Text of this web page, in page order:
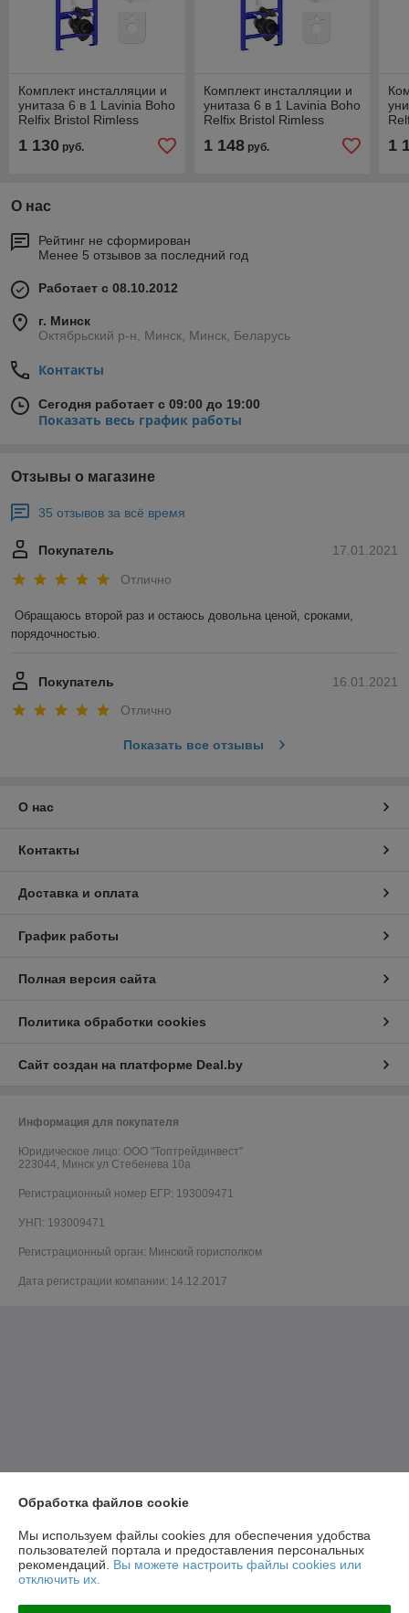
Комплект инсталляции и
унитаза 6 в 1 Lavinia Boho
Relfix Bristol Rimless
1 130 руб.
Комплект инсталляции и
унитаза 6 в 1 Lavinia Boho
Relfix Bristol Rimless
1 148руб. 1
О нас
Рейтинг не сформирован
Менее 5 отзывов за последний год
Работает с 08.10.2012
г. Минск
Октябрьский р-н, Минск, Минск, Беларусь
Контакты
Сегодня работает с 09:00 до 19:00
Показать весь график работы
Отзывы о магазине
35 отзывов за всё время
17.01.2021
Покупатель
Отлично
Обращаюсь второй раз и остаюсь довольна ценой, сроками,
порядочностью.
16.01.2021
Покупатель
Отлично
Показать все отзывы
О нас
Контакты
Доставка и оплата
График работы
Полная версия сайта
Политика обработки cookies
Сайт создан на платформе Deal.by
Информация для покупателя
Юридическое лицо: ООО "Топтрейдинвест"
223044, Минск ул Стебенева 10а
Регистрационный номер ЕГР: 193009471
УНП: 193009471
Регистрационный орган: Минский горисполком
Дата регистрации компании: 14.12.2017
Обработка файлов cookie
Мы используем файлы cookies для обеспечения удобства
пользователей портала и предоставления персональных
рекомендаций. Вы можете настроить файлы cookies или
отключить их.